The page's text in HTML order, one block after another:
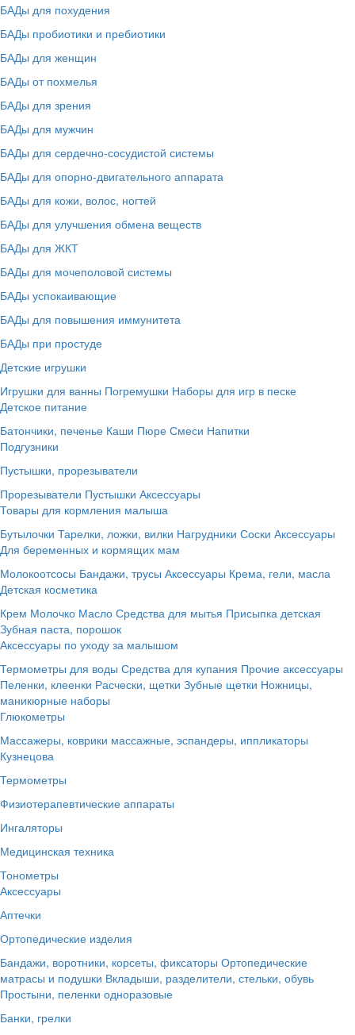
БАДы для похудения
БАДы пробиотики и пребиотики
БАДы для женщин
БАДы от похмелья
БАДы для зрения
БАДы для мужчин
БАДы для сердечно-сосудистой системы
БАДы для опорно-двигательного аппарата
БАДы для кожи, волос, ногтей
БАДы для улучшения обмена веществ
БАДы для ЖКТ
БАДы для мочеполовой системы
БАДы успокаивающие
БАДы для повышения иммунитета
БАДы при простуде
Детские игрушки
Игрушки для ванны Погремушки Наборы для игр в песке
Детское питание
Батончики, печенье Каши Пюре Смеси Напитки
Подгузники
Пустышки, прорезыватели
Прорезыватели Пустышки Аксессуары
Товары для кормления малыша
Бутылочки Тарелки, ложки, вилки Нагрудники Соски Аксессуары
Для беременных и кормящих мам
Молокоотсосы Бандажи, трусы Аксессуары Крема, гели, масла
Детская косметика
Крем Молочко Масло Средства для мытья Присыпка детская
Зубная паста, порошок
Аксессуары по уходу за малышом
Термометры для воды Средства для купания Прочие аксессуары
Пеленки, клеенки Расчески, щетки Зубные щетки Ножницы,
маникюрные наборы
Глюкометры
Массажеры, коврики массажные, эспандеры, иппликаторы
Кузнецова
Термометры
Физиотерапевтические аппараты
Ингаляторы
Медицинская техника
Тонометры
Аксессуары
Аптечки
Ортопедические изделия
Бандажи, воротники, корсеты, фиксаторы Ортопедические
матрасы и подушки Вкладыши, разделители, стельки, обувь
Простыни, пеленки одноразовые
Банки, грелки